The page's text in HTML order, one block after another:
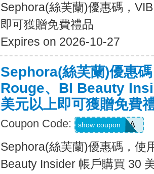
Sephora(絲芙蘭)優惠碼，
即可獲贈免費禮品
Expires on 2026-10-27
Sephora(絲芙蘭)優惠
Rouge、BI Beauty
美元以上即可獲贈免費
Coupon Code: CTMASCARA
show coupon
Sephora(絲芙蘭)優惠碼，使
Beauty Insider 帳戶購買 30